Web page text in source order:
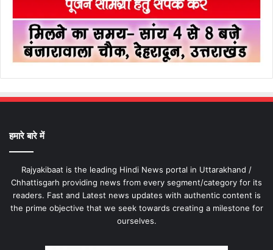
हमारे बारे में
Rajyakibaat is the leading Hindi News portal in Uttarakhand /
Chhattisgarh providing news from every segment/category for its
readers. Fast and Latest news updates with authentic content is
the prime objective that we seek towards creating a milestone for
ourselves.